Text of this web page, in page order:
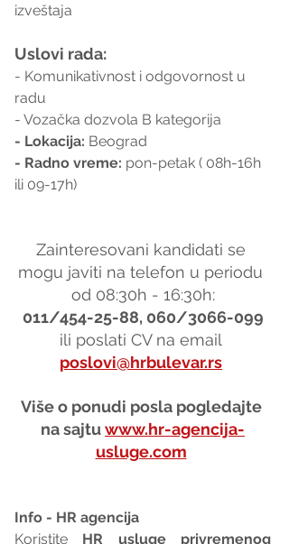
izveštaja
Uslovi rada:
- Komunikativnost i odgovornost u
radu
- Vozačka dozvola B kategorija
- Lokacija: Beograd
- Radno vreme: pon-petak ( 08h-16h
ili 09-17h)
Zainteresovani kandidati se
mogu javiti na telefon u periodu
od 08:30h - 16:30h:
011/454-25-88, 060/3066-099
ili poslati CV na email
poslovi@hrbulevar.rs
Više o ponudi posla pogledajte
na sajtu www.hr-agencija-
usluge.com
Info - HR agencija
Koristite HR usluge privremenog